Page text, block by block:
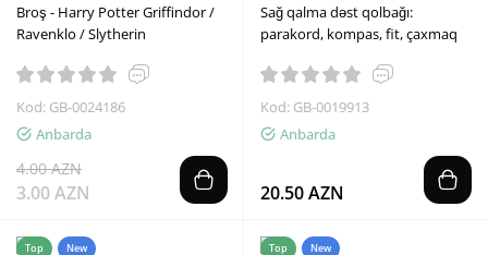
Broş - Harry Potter Griffindor /
Ravenklo / Slytherin
Kod: GB-0024186
Anbarda
4.00 AZN
3.00 AZN
Sağ qalma dəst qolbağı:
parakord, kompas, fit, çaxmaq
Kod: GB-0019913
Anbarda
20.50 AZN
Top New Top New